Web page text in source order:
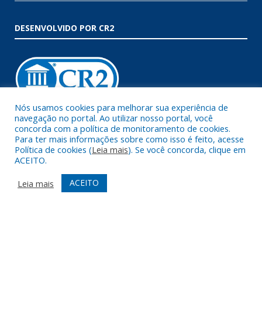
DESENVOLVIDO POR CR2
Muito mais quecriar siteousistema para prefeituras!
Realizamos umaassessoriacompleta, onde garantimos em
contrato que todas as exigências dasleis de transparência
públicaserão atendidas.
PNTPe oRadar da Transparência Pública
Nós usamos cookies para melhorar sua experiência de
navegação no portal. Ao utilizar nosso portal, você
concorda com a política de monitoramento de cookies.
Para ter mais informações sobre como isso é feito, acesse
Política de cookies (Leia mais). Se você concorda, clique em
ACEITO.
Leia mais
ACEITO